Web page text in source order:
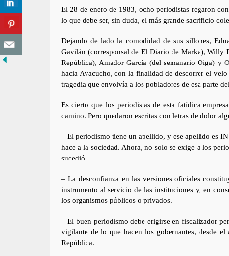
El 28 de enero de 1983, ocho periodistas regaron
lo que debe ser, sin duda, el más grande sacrificio
Dejando de lado la comodidad de sus sillones,
Gavilán (corresponsal de El Diario de Marka), Willy
República), Amador García (del semanario Oiga) y
hacia Ayacucho, con la finalidad de descorrer el
tragedia que envolvía a los pobladores de esa parte
Es cierto que los periodistas de esta fatídica
camino. Pero quedaron escritas con letras de dolor
– El periodismo tiene un apellido, y ese apellido es
hace a la sociedad. Ahora, no solo se exige a los
sucedió.
– La desconfianza en las versiones oficiales
instrumento al servicio de las instituciones y, en
los organismos públicos o privados.
– El buen periodismo debe erigirse en fiscalizador
vigilante de lo que hacen los gobernantes, desde
República.